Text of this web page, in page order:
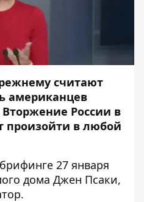
считают
американцев
России в
произойти в любой
27 января
дома Джен Псаки,
.